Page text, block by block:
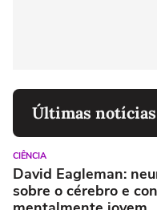
Últimas notícias
CIÊNCIA
David Eagleman:
sobre o cérebro e